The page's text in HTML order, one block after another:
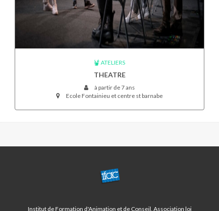
ATELIERS
THEATRE
à partir de 7 ans
Ecole Fontainieu et centre st barnabe
CENTRE
ST
Institut de Formation d'Animation et de Conseil, Association loi